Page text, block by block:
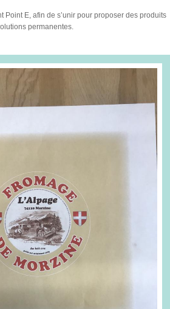
Point E, afin de s’unir pour proposer des produits
permanentes.